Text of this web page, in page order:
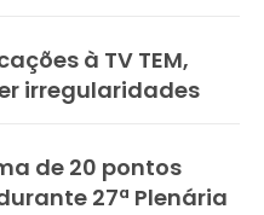
à TV TEM,
irregularidades
de 20 pontos
27ª Plenária